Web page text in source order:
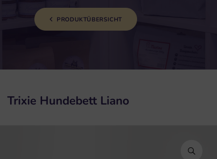
PRODUKTÜBERSICHT
Trixie Hundebett Liano